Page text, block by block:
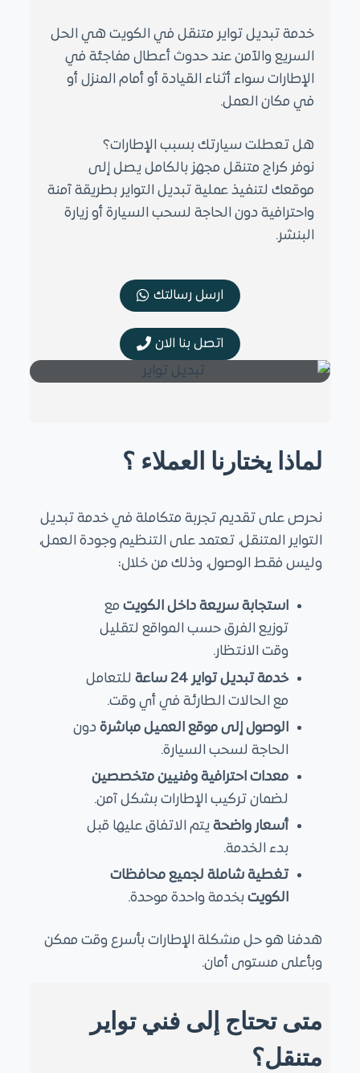
خدمة تبديل تواير متنقل في الكويت هي الحل
السريع والآمن عند حدوث أعطال مفاجئة في
الإطارات سواء أثناء القيادة أو أمام المنزل أو
في مكان العمل.
هل تعطلت سيارتك بسبب الإطارات؟
نوفر كراج متنقل مجهز بالكامل يصل إلى
موقعك لتنفيذ عملية تبديل التواير بطريقة آمنة
واحترافية دون الحاجة لسحب السيارة أو زيارة
البنشر.
ارسل رسالتك
اتصل بنا الان
لماذا يختارنا العملاء ؟
نحرص على تقديم تجربة متكاملة في خدمة تبديل
التواير المتنقل، تعتمد على التنظيم وجودة العمل،
وليس فقط الوصول، وذلك من خلال:
استجابة سريعة داخل الكويت مع
توزيع الفرق حسب المواقع لتقليل
وقت الانتظار.
خدمة تبديل تواير 24 ساعة
للتعامل
مع الحالات الطارئة في أي وقت.
الوصول إلى موقع العميل مباشرة دون
الحاجة لسحب السيارة.
معدات احترافية وفنيين متخصصين
لضمان تركيب الإطارات بشكل آمن.
أسعار واضحة يتم الاتفاق عليها قبل
بدء الخدمة.
تغطية شاملة لجميع محافظات
الكويت بخدمة واحدة موحدة.
هدفنا هو حل مشكلة الإطارات بأسرع وقت ممكن
وبأعلى مستوى أمان.
متى تحتاج إلى فني تواير
متنقل؟